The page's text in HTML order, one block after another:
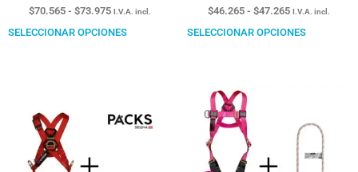
$70.565 - $73.975 I.V.A. incl.
SELECCIONAR OPCIONES
$46.265 - $47.265 I.V.A. incl.
SELECCIONAR OPCIONES